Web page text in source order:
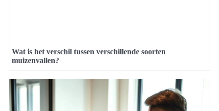
Wat is het verschil tussen verschillende soorten
muizenvallen?